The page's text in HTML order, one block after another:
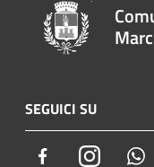
SEGUICI SU
FacebookInstagram